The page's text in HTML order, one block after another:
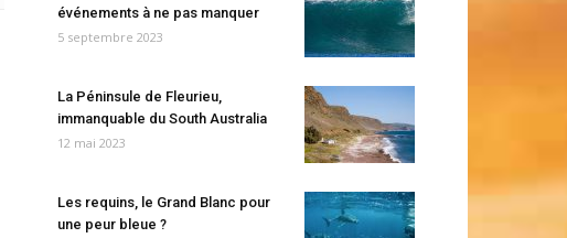
événements à ne pas manquer
5 septembre 2023
La Péninsule de Fleurieu,
immanquable du South Australia
12 mai 2023
Les requins, le Grand Blanc pour
une peur bleue ?